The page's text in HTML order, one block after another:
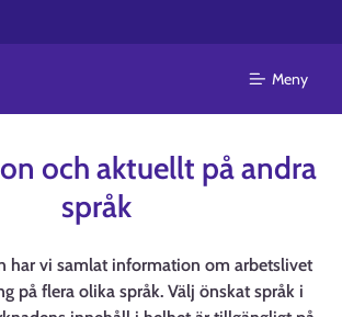
Meny
och aktuellt på andra
språk
har vi samlat information om arbetslivet
på flera olika språk. Välj önskat språk i